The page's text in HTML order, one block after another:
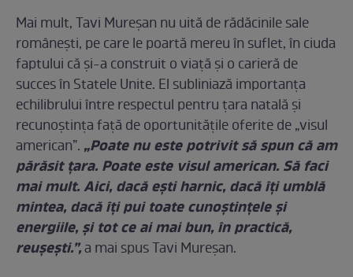
Mai mult, Tavi Mureşan nu uită de rădăcinile sale
românești, pe care le poartă mereu în suflet, în ciuda
faptului că și-a construit o viață și o carieră de
succes în Statele Unite. El subliniază importanța
echilibrului între respectul pentru țara natală și
recunoștința față de oportunitățile oferite de „visul
american”. „Poate nu este potrivit să spun că am
părăsit ţara. Poate este visul american. Să faci
mai mult. Aici, dacă eşti harnic, dacă îţi umblă
mintea, dacă îţi pui toate cunoştinţele şi
energiile, şi tot ce ai mai bun, în practică,
reuşeşti.”,a mai spus Tavi Mureşan.